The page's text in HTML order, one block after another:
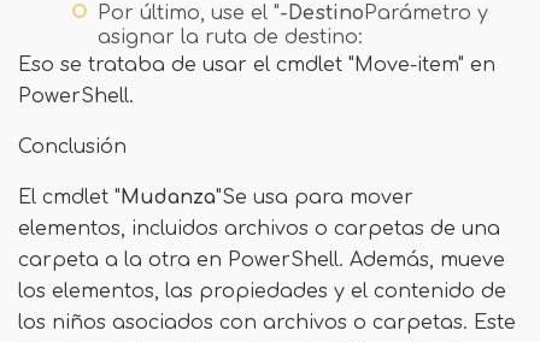
Por último, use el "-DestinoParámetro y
asignar la ruta de destino:
Eso se trataba de usar el cmdlet "Move-item" en
PowerShell.
Conclusión
El cmdlet "Mudanza"Se usa para mover
elementos, incluidos archivos o carpetas de una
carpeta a la otra en PowerShell. Además, mueve
los elementos, las propiedades y el contenido de
los niños asociados con archivos o carpetas. Este